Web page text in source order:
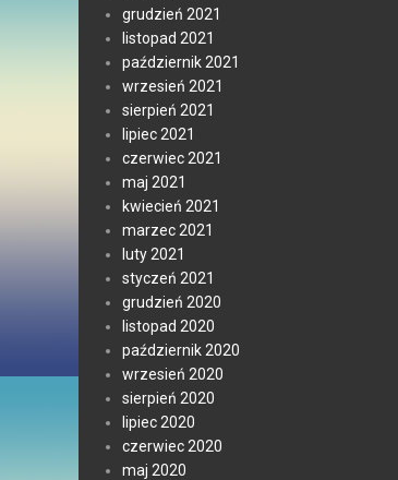
grudzień 2021
listopad 2021
październik 2021
wrzesień 2021
sierpień 2021
lipiec 2021
czerwiec 2021
maj 2021
kwiecień 2021
marzec 2021
luty 2021
styczeń 2021
grudzień 2020
listopad 2020
październik 2020
wrzesień 2020
sierpień 2020
lipiec 2020
czerwiec 2020
maj 2020